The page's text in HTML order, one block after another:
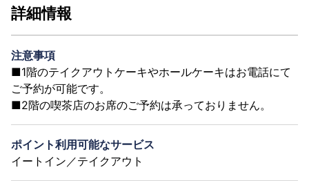
詳細情報
注意事項
■1階のテイクアウトケーキやホールケーキはお電話にて
ご予約が可能です。
■2階の喫茶店のお席のご予約は承っておりません。
ポイント利用可能なサービス
イートイン／テイクアウト